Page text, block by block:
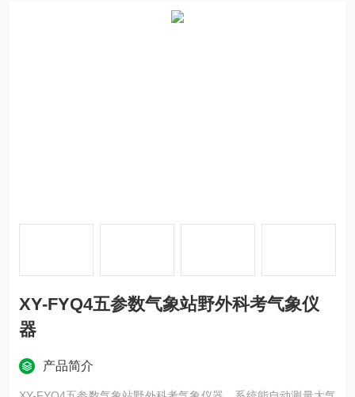
XY-FYQ4五参数气象站野外科考气象仪
器
产品简介